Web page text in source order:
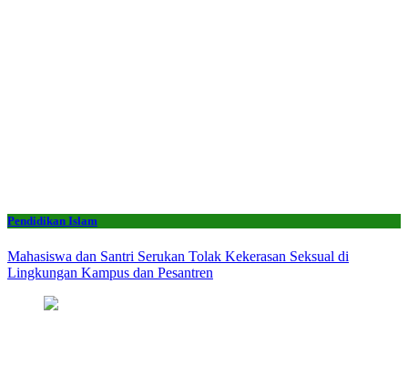
Pendidikan Islam
Mahasiswa dan Santri Serukan Tolak Kekerasan Seksual di
Lingkungan Kampus dan Pesantren